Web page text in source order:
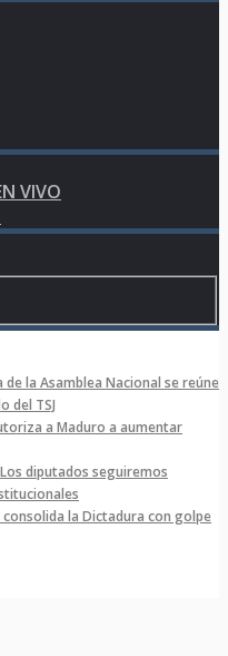
VIVO
de la Asamblea Nacional se reúne
del TSJ
a Maduro a aumentar
Los diputados seguiremos
consolida la Dictadura con golpe